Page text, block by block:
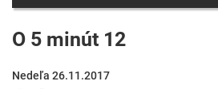
O 5 minút 12
Nedeľa 26.11.2017